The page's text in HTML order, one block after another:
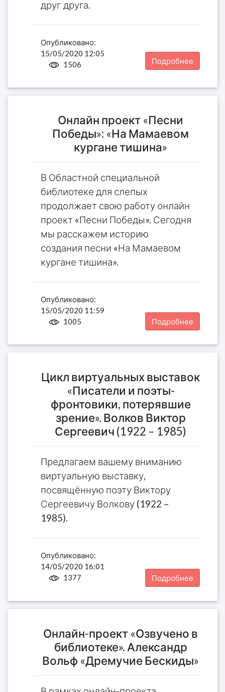
друг друга.
Опубликовано:
15/05/2020 12:05
1506
Подробнее
Онлайн проект «Песни
Победы»: «На Мамаевом
кургане тишина»
В Областной специальной
библиотеке для слепых
продолжает свою работу онлайн
проект «Песни Победы». Сегодня
мы расскажем историю
создания песни «На Мамаевом
кургане тишина».
Опубликовано:
15/05/2020 11:59
1005
Подробнее
Цикл виртуальных выставок
«Писатели и поэты-
фронтовики, потерявшие
зрение». Волков Виктор
Сергеевич (1922 – 1985)
Предлагаем вашему вниманию
виртуальную выставку,
посвящённую поэту Виктору
Сергеевичу Волкову (1922 –
1985).
Опубликовано:
14/05/2020 16:01
1377
Подробнее
Онлайн-проект «Озвучено в
библиотеке». Александр
Вольф «Дремучие Бескиды»